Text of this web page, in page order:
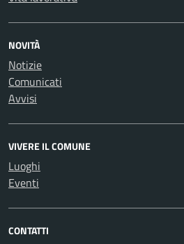
NOVITÀ
Notizie
Comunicati
Avvisi
VIVERE IL COMUNE
Luoghi
Eventi
CONTATTI